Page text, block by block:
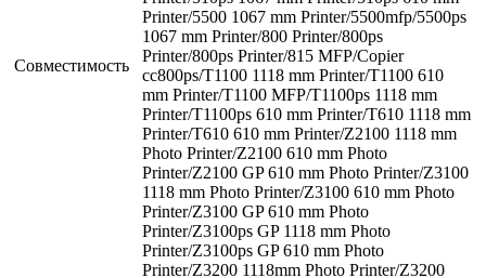
Совместимость
Printer/5500 1067 mm Printer/5500mfp/5500ps
1067 mm Printer/800 Printer/800ps
Printer/800ps Printer/815 MFP/Copier
cc800ps/T1100 1118 mm Printer/T1100 610
mm Printer/T1100 MFP/T1100ps 1118 mm
Printer/T1100ps 610 mm Printer/T610 1118 mm
Printer/T610 610 mm Printer/Z2100 1118 mm
Photo Printer/Z2100 610 mm Photo
Printer/Z2100 GP 610 mm Photo Printer/Z3100
1118 mm Photo Printer/Z3100 610 mm Photo
Printer/Z3100 GP 610 mm Photo
Printer/Z3100ps GP 1118 mm Photo
Printer/Z3100ps GP 610 mm Photo
Printer/Z3200 1118mm Photo Printer/Z3200